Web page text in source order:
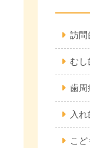
訪問
むし
歯周
入れ
こ